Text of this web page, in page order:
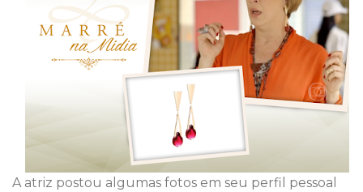
A atriz postou algumas fotos em seu perfil pessoal